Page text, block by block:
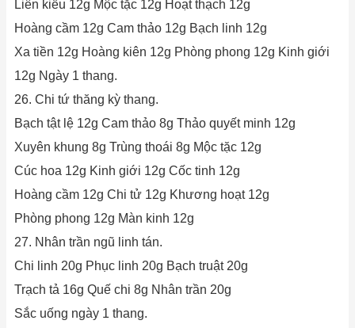
Liên kiều 12g Mộc tặc 12g Hoạt thạch 12g
Hoàng cầm 12g Cam thảo 12g Bạch linh 12g
Xa tiền 12g Hoàng kiên 12g Phòng phong 12g Kinh giới
12g Ngày 1 thang.
26. Chi tứ thăng kỳ thang.
Bạch tật lệ 12g Cam thảo 8g Thảo quyết minh 12g
Xuyên khung 8g Trùng thoái 8g Mộc tặc 12g
Cúc hoa 12g Kinh giới 12g Cốc tinh 12g
Hoàng cầm 12g Chi tử 12g Khương hoạt 12g
Phòng phong 12g Màn kinh 12g
27. Nhân trần ngũ linh tán.
Chi linh 20g Phục linh 20g Bạch truật 20g
Trạch tả 16g Quế chi 8g Nhân trần 20g
Sắc uống ngày 1 thang.